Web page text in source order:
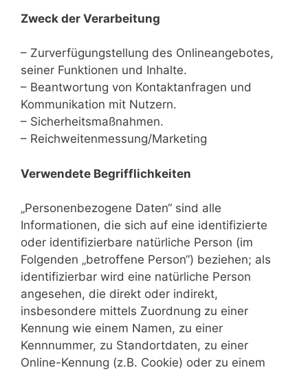
Zweck der Verarbeitung
– Zurverfügungstellung des Onlineangebotes,
seiner Funktionen und Inhalte.
– Beantwortung von Kontaktanfragen und
Kommunikation mit Nutzern.
– Sicherheitsmaßnahmen.
– Reichweitenmessung/Marketing
Verwendete Begrifflichkeiten
„Personenbezogene Daten“ sind alle
Informationen, die sich auf eine identifizierte
oder identifizierbare natürliche Person (im
Folgenden „betroffene Person“) beziehen; als
identifizierbar wird eine natürliche Person
angesehen, die direkt oder indirekt,
insbesondere mittels Zuordnung zu einer
Kennung wie einem Namen, zu einer
Kennnummer, zu Standortdaten, zu einer
Online-Kennung (z.B. Cookie) oder zu einem